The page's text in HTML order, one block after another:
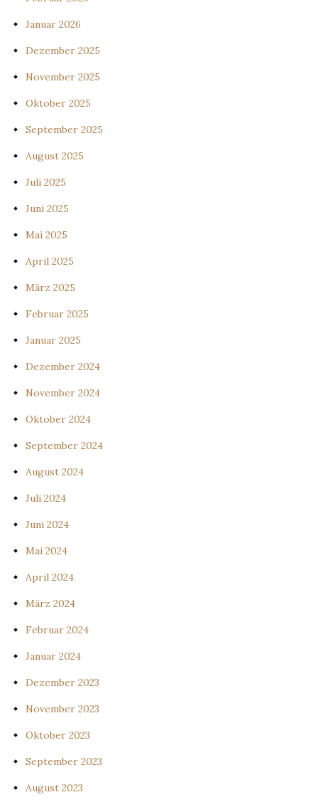
Januar 2026
Dezember 2025
November 2025
Oktober 2025
September 2025
August 2025
Juli 2025
Juni 2025
Mai 2025
April 2025
März 2025
Februar 2025
Januar 2025
Dezember 2024
November 2024
Oktober 2024
September 2024
August 2024
Juli 2024
Juni 2024
Mai 2024
April 2024
März 2024
Februar 2024
Januar 2024
Dezember 2023
November 2023
Oktober 2023
September 2023
August 2023